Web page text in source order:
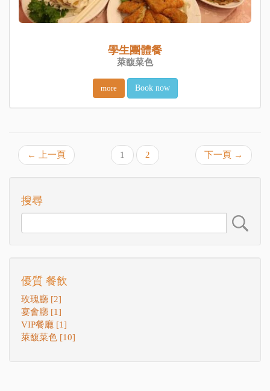
學生團體餐
萊馥菜色
more Book now
← 上一頁 1 2 下一頁 →
搜尋
優質 餐飲
玫瑰廳 [2]
宴會廳 [1]
VIP餐廳 [1]
萊馥菜色 [10]